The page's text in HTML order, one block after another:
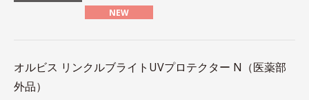
NEW
オルビス リンクルブライトUVプロテクター N（医薬部
外品）